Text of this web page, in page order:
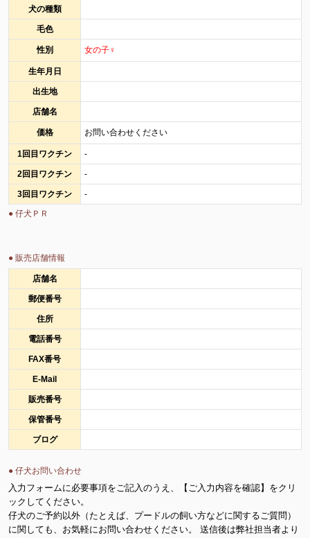
犬の種類
毛色
性別 女の子♀
生年月日
出生地
店舗名
価格 お問い合わせください
1回目ワクチン -
2回目ワクチン -
3回目ワクチン
-
● 仔犬ＰＲ
● 販売店舗情報
店舗名
郵便番号
住所
電話番号
FAX番号
E-Mail
販売番号
保管番号
ブログ
● 仔犬お問い合わせ
入力フォームに必要事項をご記入のうえ、【ご入力内容を確認】をクリ
ックしてください。
仔犬のご予約以外（たとえば、プードルの飼い方などに関するご質問）
に関しても、お気軽にお問い合わせください。 送信後は弊社担当者より